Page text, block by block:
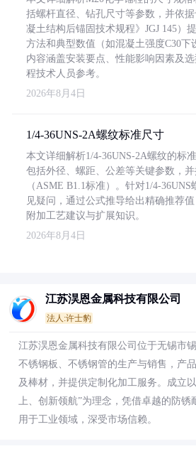
括螺杆直径、钻孔尺寸等参数，并依
凝土结构后锚固技术规程》JGJ 145）
方法和典型数值（如混凝土强度C30下
内容涵盖安装要点、性能影响因素及
程技术人员参考。
2026年8月4日
1/4-36UNS-2A螺纹标准尺寸
本文详细解析1/4-36UNS-2A螺纹的标
包括外径、螺距、公差等关键参数，
（ASME B1.1标准）。针对1/4-
见疑问，通过公式推导给出精确推荐
附加工艺建议与扩展知识。
2026年8月4日
江苏淏恩金属科技有限公司
法人:许士豹
江苏淏恩金属科技有限公司位于无锡市
不锈钢板、不锈钢管的生产与销售，产
及棒材，并提供定制化加工服务。成立
上、创新领航”为理念，凭借卓越的防锈
用于工业领域，深受市场信赖。